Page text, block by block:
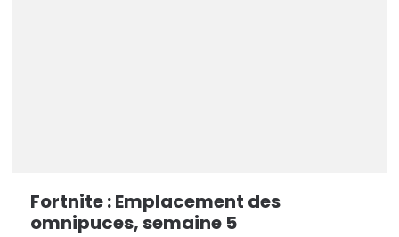
Fortnite : Emplacement des
omnipuces, semaine 5